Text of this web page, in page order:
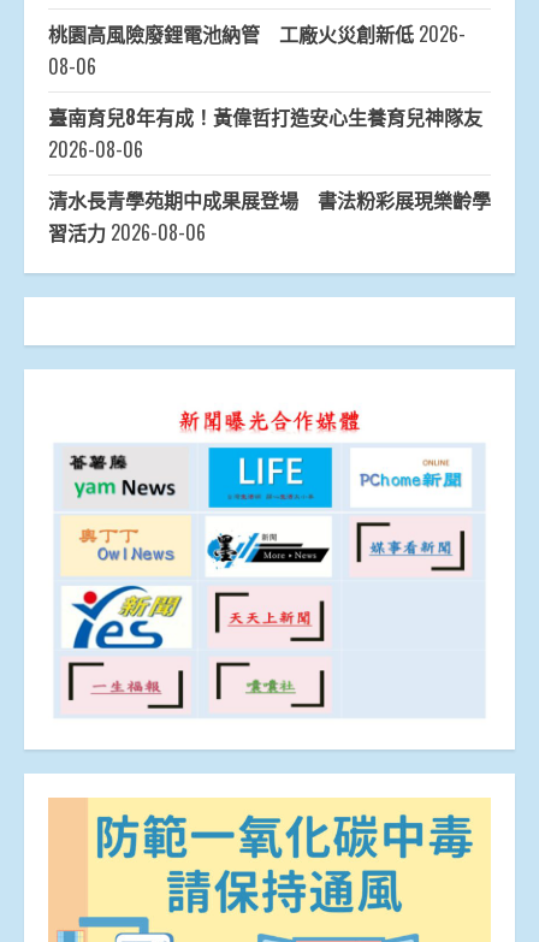
桃園高風險廢鋰電池納管 工廠火災創新低 2026-
08-06
臺南育兒8年有成！黃偉哲打造安心生養育兒神隊友
2026-08-06
清水長青學苑期中成果展登場 書法粉彩展現樂齡學
習活力 2026-08-06